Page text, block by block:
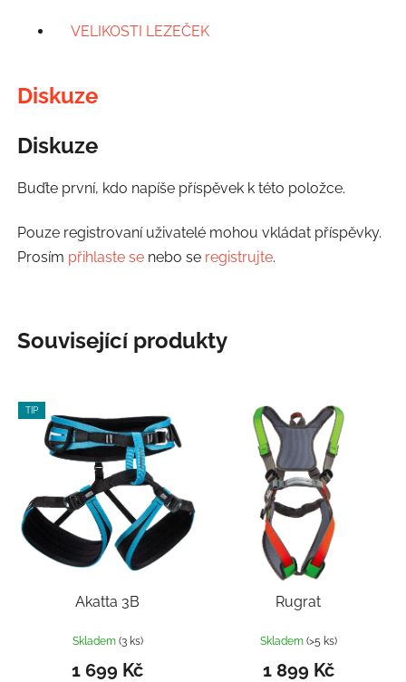
VELIKOSTI LEZEČEK
Diskuze
Diskuze
Buďte první, kdo napíše příspěvek k této položce.
Pouze registrovaní uživatelé mohou vkládat příspěvky.
Prosím přihlaste senebo se registrujte.
Související produkty
TIP
Akatta 3B
Skladem (3 ks)
1 699 Kč
Rugrat
Skladem (>5 ks)
1 899 Kč